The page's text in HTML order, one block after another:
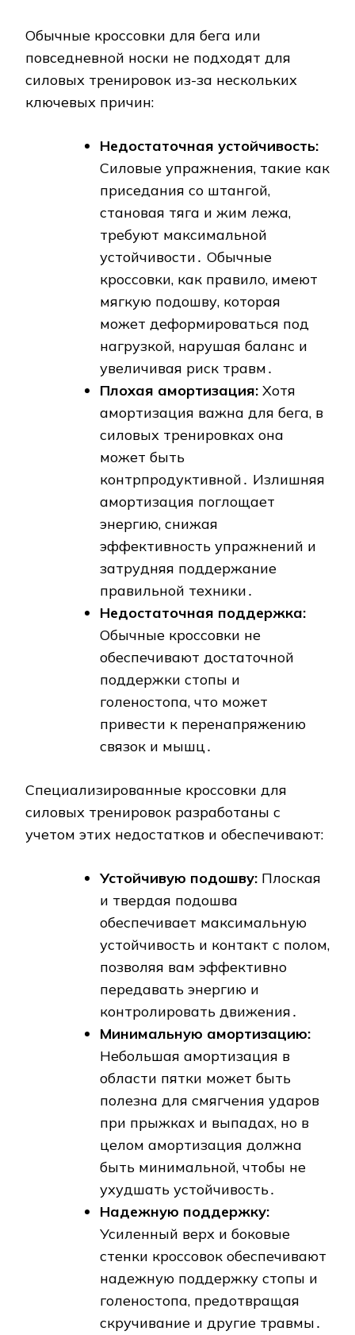
Обычные кроссовки для бега или
повседневной носки не подходят для
силовых тренировок из-за нескольких
ключевых причин:
Недостаточная устойчивость:
Силовые упражнения, такие как
приседания со штангой,
становая тяга и жим лежа,
требуют максимальной
устойчивости․ Обычные
кроссовки, как правило, имеют
мягкую подошву, которая
может деформироваться под
нагрузкой, нарушая баланс и
увеличивая риск травм․
Плохая амортизация: Хотя
амортизация важна для бега, в
силовых тренировках она
может быть
контрпродуктивной․ Излишняя
амортизация поглощает
энергию, снижая
эффективность упражнений и
затрудняя поддержание
правильной техники․
Недостаточная поддержка:
Обычные кроссовки не
обеспечивают достаточной
поддержки стопы и
голеностопа, что может
привести к перенапряжению
связок и мышц․
Специализированные кроссовки для
силовых тренировок разработаны с
учетом этих недостатков и обеспечивают:
Устойчивую подошву: Плоская
и твердая подошва
обеспечивает максимальную
устойчивость и контакт с полом,
позволяя вам эффективно
передавать энергию и
контролировать движения․
Минимальную амортизацию:
Небольшая амортизация в
области пятки может быть
полезна для смягчения ударов
при прыжках и выпадах, но в
целом амортизация должна
быть минимальной, чтобы не
ухудшать устойчивость․
Надежную поддержку:
Усиленный верх и боковые
стенки кроссовок обеспечивают
надежную поддержку стопы и
голеностопа, предотвращая
скручивание и другие травмы․